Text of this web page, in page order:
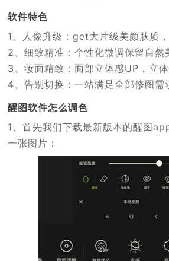
软件特色
1、人像升级：get大片级美颜肤质
2、细致精准：个性化微调保留自然
3、妆面精致：面部立体感UP，立
4、告别切换：一站满足全部修图需
醒图软件怎么调色
1、首先我们下载最新版本的醒图
一张图片；